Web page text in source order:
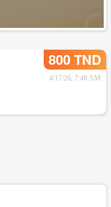
800 TND
4/17/26, 7:48 AM